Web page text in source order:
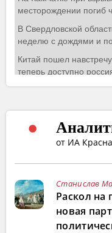
от ИА
Станислав
Раскол
новая